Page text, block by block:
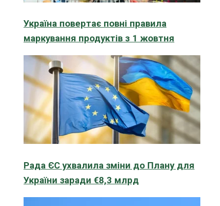
Україна повертає повні правила
маркування продуктів з 1 жовтня
Рада ЄС ухвалила зміни до Плану для
України заради €8,3 млрд